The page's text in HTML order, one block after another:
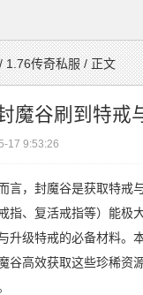
1.76传奇私服/ 正文
魔谷刷到特戒
17 9:53:26
言，封魔谷是获取特戒
指、复活戒指等）能极
升级特戒的必备材料。
谷高效获取这些珍稀资